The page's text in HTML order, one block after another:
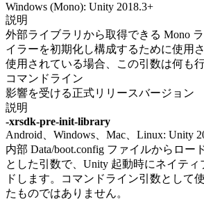
Windows (Mono): Unity 2018.3+
説明
外部ライブラリから取得できる Mono
イラーを初期化し構成するために使用
使用されている場合、この引数は何も行
コマンドライン
影響を受ける正式リリースバージョン
説明
-xrsdk-pre-init-library
Android、Windows、Mac、Linux: Unity
内部 Data/boot.config ファイルからロー
とした引数で、Unity 起動時にネイテ
ドします。コマンドライン引数として
たものではありません。